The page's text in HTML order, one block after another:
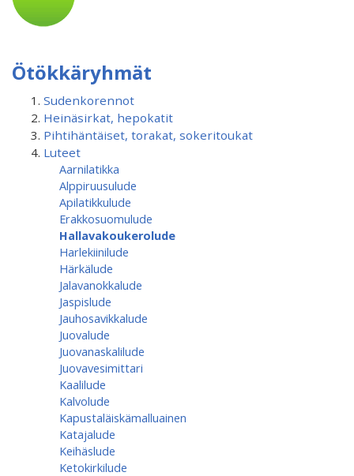
Ötökkäryhmät
Sudenkorennot
Heinäsirkat, hepokatit
Pihtihäntäiset, torakat, sokeritoukat
Luteet
Aarnilatikka
Alppiruusulude
Apilatikkulude
Erakkosuomulude
Hallavakoukerolude
Harlekiinilude
Härkälude
Jalavanokkalude
Jaspislude
Jauhosavikkalude
Juovalude
Juovanaskalilude
Juovavesimittari
Kaalilude
Kalvolude
Kapustaläiskämalluainen
Katajalude
Keihäslude
Ketokirkilude